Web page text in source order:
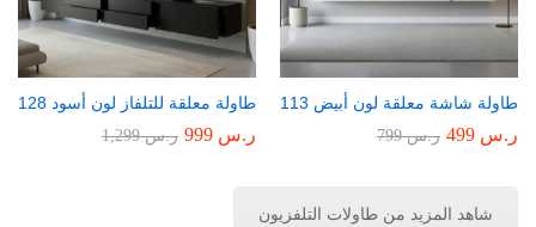
طاولة شاشة معلقة لون أبيض 113
ر.س ر.س799
طاولة معلقة للتلفاز لون أسود 128
ر.س ر.س1,299
شاهد المزيد من طاولات التلفزيون